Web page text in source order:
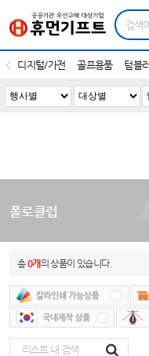
디지털/가전 골프용품 텀블러
폴로클럽
총0개의 상품이 있습니다.